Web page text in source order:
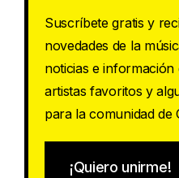
Suscríbete gratis y
novedades de la
noticias e
artistas favoritos y
para la comunidad de
¡Quiero unirme!